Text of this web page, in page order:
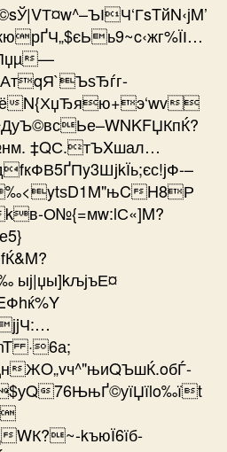
—
N{ХџЂяю+э‘wv
‡QС.тЪXшал…
–
H8Р
О№{=мw:lС«]M?
ыј|џы]kљјъЕ¤
·6а;
ЖO„vч^"њиQЪшЌ.o­бЃ-
76ЊњҐ©уїЏїlo‰їt
WК?~-kъюЇ6їб­